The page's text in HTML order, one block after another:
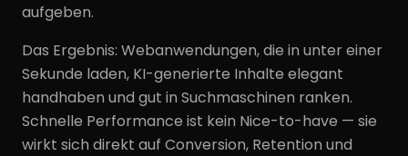
aufgeben.
Das Ergebnis: Webanwendungen, die in unter einer
Sekunde laden, KI-generierte Inhalte elegant
handhaben und gut in Suchmaschinen ranken.
Schnelle Performance ist kein Nice-to-have — sie
wirkt sich direkt auf Conversion, Retention und